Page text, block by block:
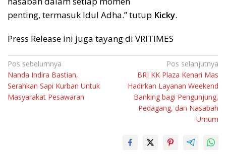
penting, termasuk Idul Adha.” tutup Kicky.
Press Release ini juga tayang di VRITIMES
Navigasi
pos
Pos sebelumnya
Nanda Indira Bastian,
Serahkan Sapi Kurban Untuk
Masyarakat Pesawaran
Pos selanjutnya
BRI KK Plaza Kenari Mas
Hadirkan Layanan Weekend
Banking bagi Pengunjung,
Pedagang, dan Nasabah
Umum